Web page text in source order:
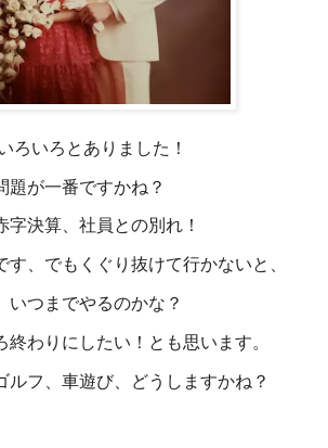
ろいろとありました！
題が一番ですかね？
決算、社員との別れ！
す、でもくぐり抜けて行かないと、
いつまでやるのかな？
終わりにしたい！とも思います。
ルフ、車遊び、どうしますかね？